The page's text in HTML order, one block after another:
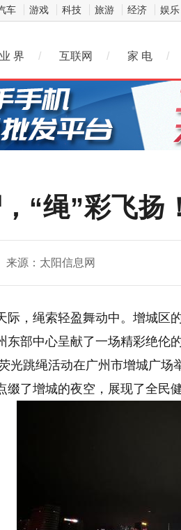
车 游戏 科技 旅游 经济 娱乐
业 界 / 互联网 / 家 电 /
“绳”彩飞扬
来源：太阳信息网
际，绳索轻盈舞动中。增城区
东部中心呈献了一场精彩绝伦
光跳绳活动在广州市增城广场
缀了增城的夜空，展现了全民